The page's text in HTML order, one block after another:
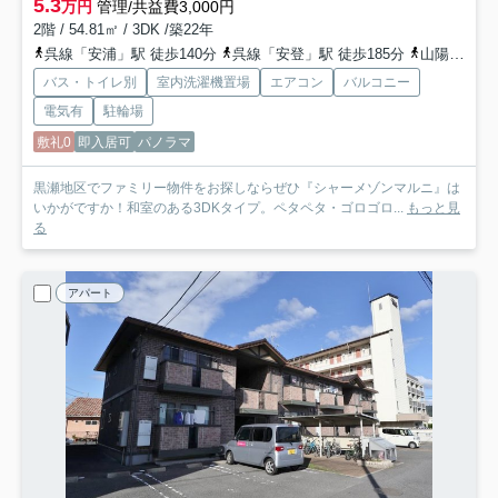
5.3万円 管理/共益費3,000円
2階 / 54.81㎡ / 3DK /築22年
呉線「安浦」駅 徒歩140分
呉線「安登」駅 徒歩185分 山陽新幹線「東広島」駅 徒歩168分
バス・トイレ別 室内洗濯機置場 エアコン
バルコニー
電気有
駐輪場
敷礼0 即入居可 パノラマ
黒瀬地区でファミリー物件をお探しならぜひ『シャーメゾンマルニ』は
いかがですか！和室のある3DKタイプ。ペタペタ・ゴロゴロ... もっと見
る
アパート